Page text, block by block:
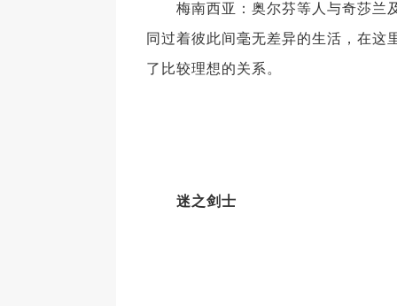
梅南西亚：奥尔芬等人与奇莎兰
同过着彼此间毫无差异的生活，在这
了比较理想的关系。
迷之剑士